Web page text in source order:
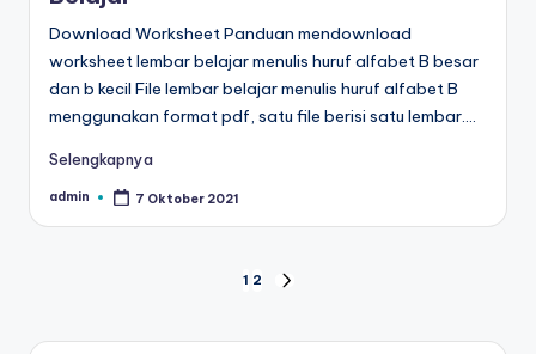
Download Worksheet Panduan mendownload
worksheet lembar belajar menulis huruf alfabet B besar
dan b kecil File lembar belajar menulis huruf alfabet B
menggunakan format pdf, satu file berisi satu lembar.…
Selengkapnya
Posted
admin 7 Oktober 2021
pos
1 2